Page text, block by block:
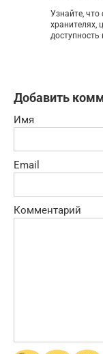
Узнайте,
хранителях,
доступность
Добавить
Имя
Email
Комментарий